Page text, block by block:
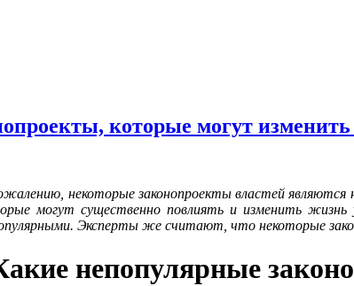
которые могут
некоторые законопроекты властей являются
могут существенно повлиять и изменить
Эксперты же считают, что некоторые
непопулярные